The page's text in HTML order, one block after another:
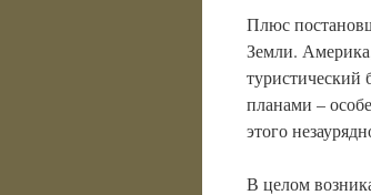
Плюс
Земли.
туристический
планами –
этого
В целом